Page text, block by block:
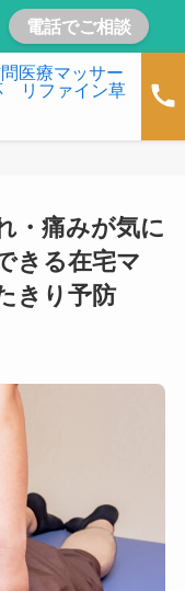
電話でご相談
・痛みが気に
きる在宅マ
きり予防